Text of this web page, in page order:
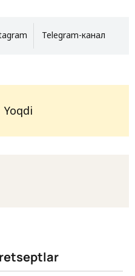
Telegram-канал
Yoqdi